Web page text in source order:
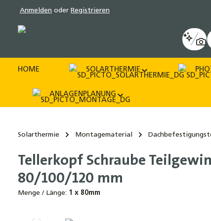
Zur Hauptnavigation springen
Anmelden oder Registrieren
HOME SOLARTHERMIE
ANLAGENPLANUNG
Solarthermie Montagematerial
Tellerkopf Schraube
80/100/120 mm
Menge / Länge: 1 x 80mm